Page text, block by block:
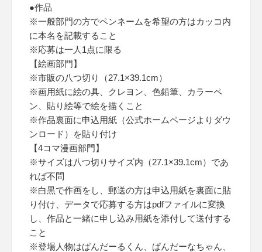
●作品
※一般部門の方でペンネームを希望の方はカッコ内
に本名を記載すること
※応募は一人1点に限る
【絵画部門】
※市販の八つ切り（27.1×39.1cm）
※画用紙に絵の具、クレヨン、色鉛筆、カラーペ
ン、貼り絵等で絵を描くこと
※作品裏面に申込用紙（公式ホームページよりダウ
ンロード）を貼り付け
【4コマ漫画部門】
※サイズは八つ切りサイズ内（27.1×39.1cm）であ
れば不問
※白黒で作画をし、郵送の方は申込用紙を裏面に貼
り付け、データで応募する方はpdfファイルに変換
し、作品と一緒に申し込み用紙を添付して送付する
こと
※登場人物はぱんだーるくん、ぱんだーなちゃん、